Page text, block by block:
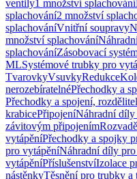
ventily1 množství splachování
splachování2 množství
splachováníVnitřní soupravy
množství splachování
splachováníZásobovací
MLSystémové trubky pro
TvarovkyVsuvkyRedukce
nerozebíratelnéPřechodky a
Přechodky a spojení,
krabicePřipojeníNáhradní
závitovým připojením
vytápěníPřechodky a spojky
pro vytápěníNáhradní díly
vytápěníPříslušenstvíIzolace
nástěnkyTěsnění pro trubky a